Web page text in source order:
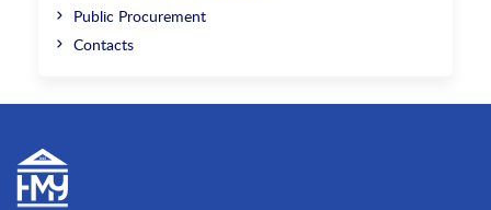
Public Procurement
Contacts